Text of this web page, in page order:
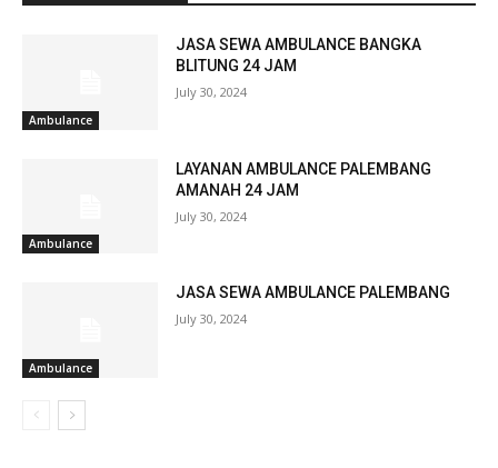
Ambulance
JASA SEWA AMBULANCE BANGKA
BLITUNG 24 JAM
July 30, 2024
Ambulance
LAYANAN AMBULANCE PALEMBANG
AMANAH 24 JAM
July 30, 2024
Ambulance
JASA SEWA AMBULANCE PALEMBANG
July 30, 2024